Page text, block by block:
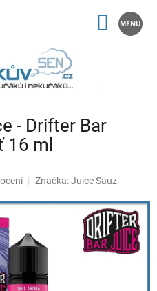
KOŠÍK
- Drifter Bar
16 ml
Značka:Juice Sauz